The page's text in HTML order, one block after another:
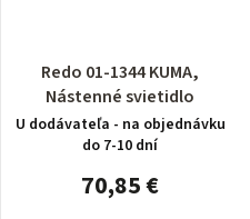
Redo 01-1344 KUMA,
Nástenné svietidlo
U dodávateľa - na objednávku
do 7-10 dní
70,85 €